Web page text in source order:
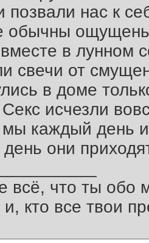
позвали нас к
обычны
в лунном
свечи от
в доме
исчезли
каждый день
они
всё, что ты обо
кто все твои